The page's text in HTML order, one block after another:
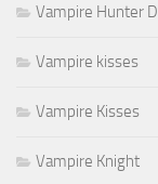
Vampire Hunter D
Vampire kisses
Vampire Kisses
Vampire Knight